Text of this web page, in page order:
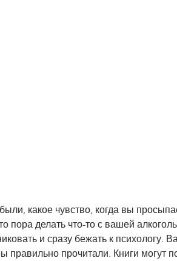
какое чувство, когда вы
пора делать что-то с вашей
и сразу бежать к психологу.
правильно прочитали. Книги могут